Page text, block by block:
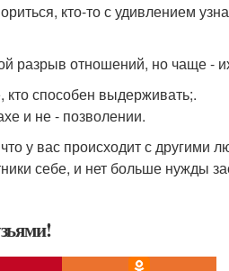
кто-то с удивлением
разрыв отношений, но чаще -
кто способен выдерживать;.
и не - позволении.
у вас происходит с другими
себе, и нет больше нужды